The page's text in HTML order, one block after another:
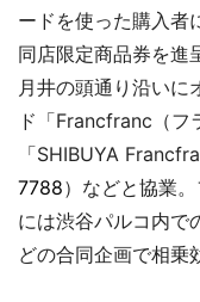
ードを使った購入者
同店限定商品券を進
月井の頭通り沿いに
ド「Francfranc（フ
「SHIBUYA
7788）などと協業
には渋谷パルコ内で
どの合同企画で相乗